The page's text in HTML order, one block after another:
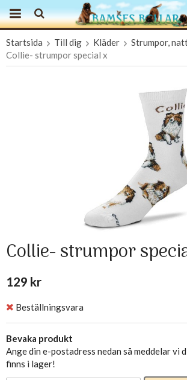
Produkten har blivit tillagd i
Startsida Till dig Kläder
Strumpor,
Collie- strumpor special x
Collie- strumpor
129 kr
Beställningsvara
Bevaka produkt
Ange din e-postadress nedan så meddelar vi
finns i lager!